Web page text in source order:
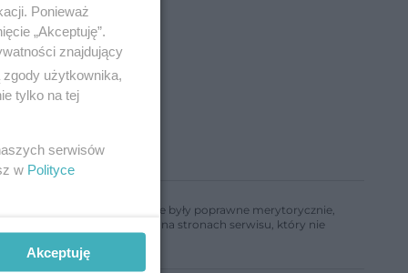
informacje w nim zawarte były poprawne merytorycznie,
informacji zamieszczonych na stronach serwisu, który nie
Ponieważ
„Akceptuję”.
znajdujący
użytkownika,
tylko na tej
serwisów
w Polityce
Akceptuję